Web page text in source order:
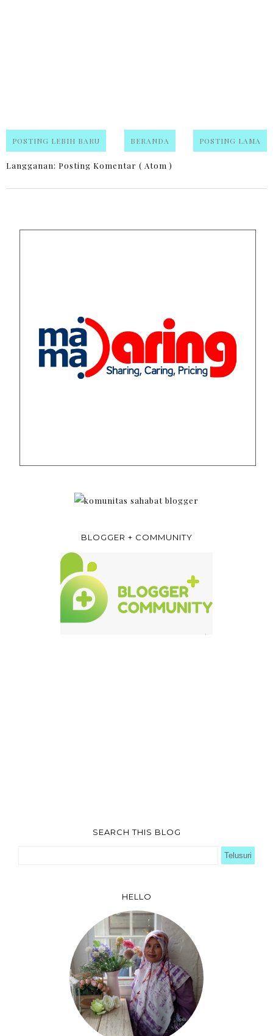
POSTING LEBIH BARU POSTING LAMA
BERANDA
Langganan: Posting Komentar ( Atom )
BLOGGER + COMMUNITY
SEARCH THIS BLOG
HELLO